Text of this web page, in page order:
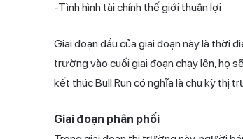
-Tình hình tài chính thế giới thuận lợi
Giai đoạn đầu của giai đoạn này là thời
trường vào cuối giai đoạn chạy lên, họ
kết thúc Bull Run có nghĩa là chu kỳ thị
Giai đoạn phân phối